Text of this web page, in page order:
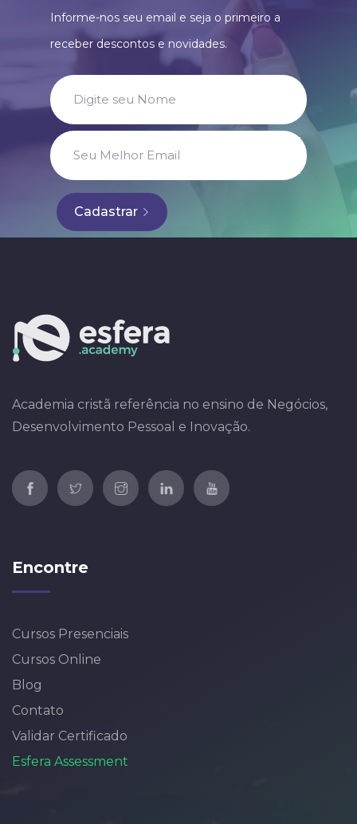
Informe-nos seu email e seja o primeiro a
receber descontos e novidades.
Cadastrar
Academia cristã referência no ensino de Negócios,
Desenvolvimento Pessoal e Inovação.
Encontre
Cursos Presenciais
Cursos Online
Blog
Contato
Validar Certificado
Esfera Assessment